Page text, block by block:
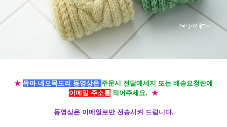
★ 유아 네오목도리 동영상은 주문시 전달메세지 또는 배송요청란에
이메일 주소를 적어주세요. ★
동영상은 이메일로만 전송시켜 드립니다.